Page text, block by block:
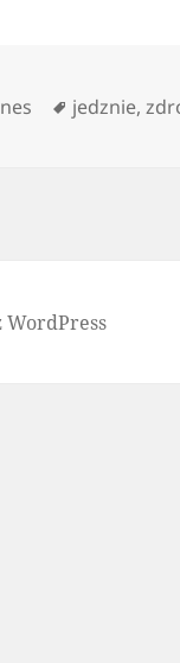
Tagi
jedznie,